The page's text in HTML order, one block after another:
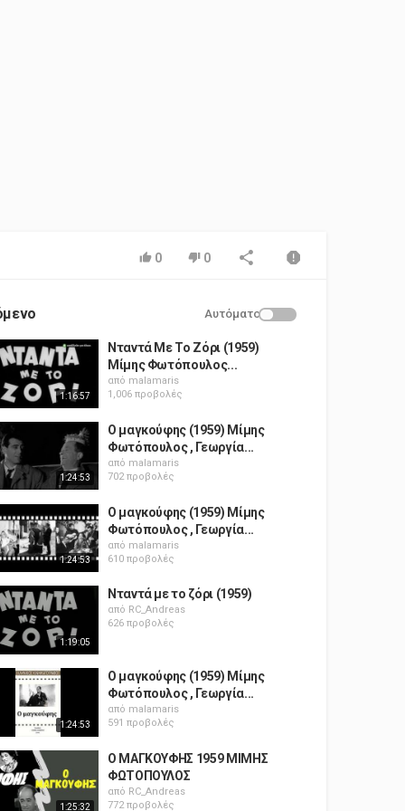
0 0
Αυτόματο
1:16:57
Νταντά Με Το Ζόρι (1959)
Μίμης Φωτόπουλος...
από malamaris
1,006 προβολές
1:24:53
Ο μαγκούφης (1959) Μίμης
Φωτόπουλος , Γεωργία...
από malamaris
702 προβολές
1:24:53
Ο μαγκούφης (1959) Μίμης
Φωτόπουλος , Γεωργία...
από malamaris
610 προβολές
1:19:05
Νταντά με το ζόρι (1959)
από RC_Andreas
626 προβολές
1:24:53
Ο μαγκούφης (1959) Μίμης
Φωτόπουλος , Γεωργία...
από malamaris
591 προβολές
1:25:32
Ο ΜΑΓΚΟΥΦΗΣ 1959 ΜΙΜΗΣ
ΦΩΤΟΠΟΥΛΟΣ
από RC_Andreas
772 προβολές